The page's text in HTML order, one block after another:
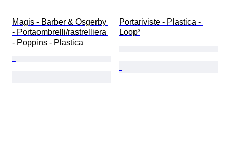
Magis - Barber & Osgerby
- Portaombrelli/rastrelliera
- Poppins - Plastica
Portariviste - Plastica -
Loop³